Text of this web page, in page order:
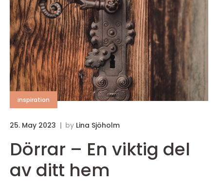
inspiration
25. May 2023 by Lina Sjöholm
Dörrar – En viktig del
av ditt hem